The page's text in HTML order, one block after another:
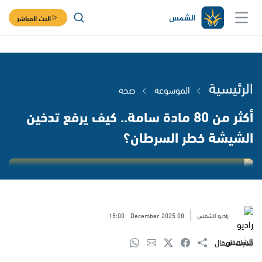
البث المباشر
الرئيسية الموسوعة صحة
أكثر من 80 مادة سامة.. كيف يرفع تدخين
الشيشة خطر السرطان؟
راديو الشمس 08 December 2025
15:00
شارك المقال